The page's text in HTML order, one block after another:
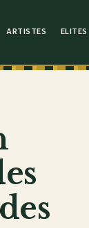
ARTISTES ELITES